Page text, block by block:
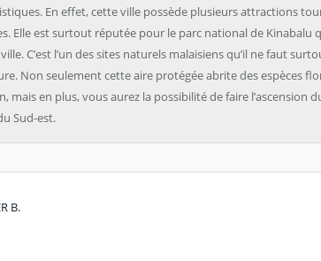
En effet, cette ville possède plusieurs attractions
Elle est surtout réputée pour le parc national de Kinabalu
C’est l’un des sites naturels malaisiens qu’il ne faut
Non seulement cette aire protégée abrite des espèces
mais en plus, vous aurez la possibilité de faire l’ascension
Sud-est.
B.